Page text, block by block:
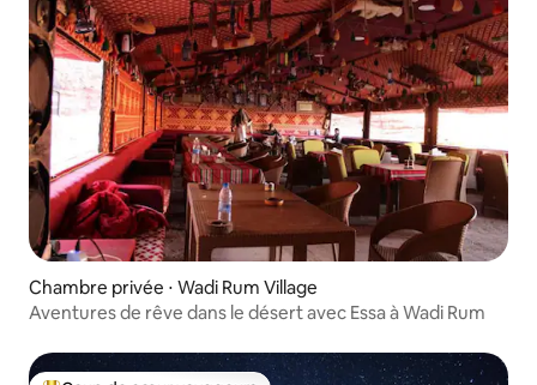
Chambre privée ⋅ Wadi Rum Village
Aventures de rêve dans le désert avec Essa à Wadi Rum